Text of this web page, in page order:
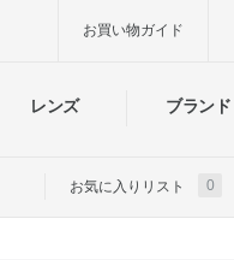
レンズ ブランド
お買い物ガイド
お気に入りリスト 0